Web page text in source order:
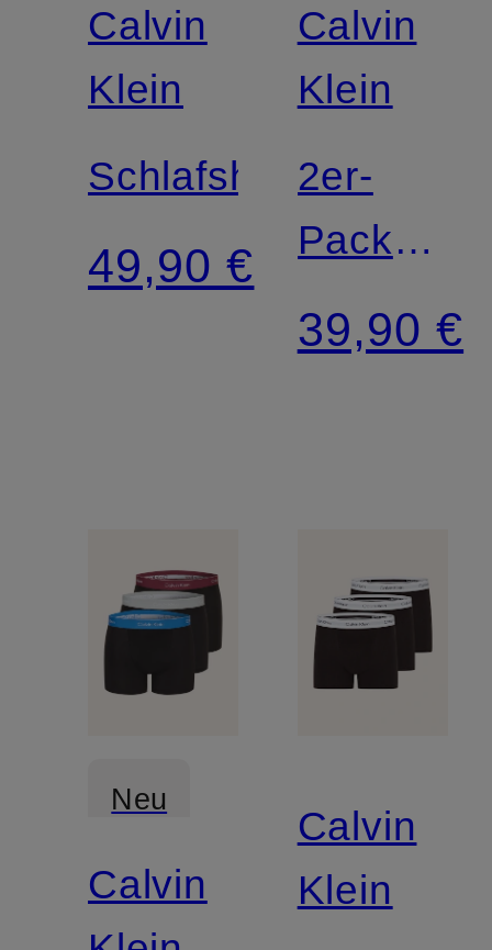
Calvin
Klein
Schlafshorts
49,90 €
Calvin
Klein
2er-
Pack
Strings
ICON
39,90 €
Neu
Calvin
Calvin
Klein